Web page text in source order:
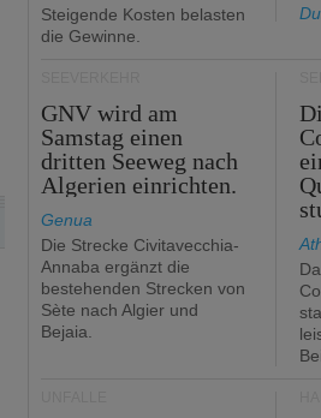
Steigende Kosten belasten
die Gewinne.
GNV wird am
Samstag einen
dritten Seeweg nach
Algerien einrichten.
Genua
Die Strecke Civitavecchia-
Annaba ergänzt die
bestehenden Strecken von
Sète nach Algier und
Bejaia.